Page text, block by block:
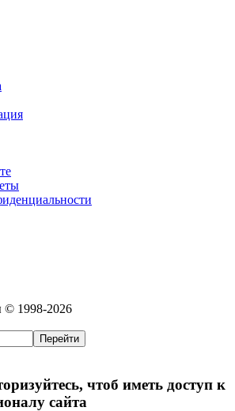
© 1998-2026
чтоб иметь доступ к
сайта